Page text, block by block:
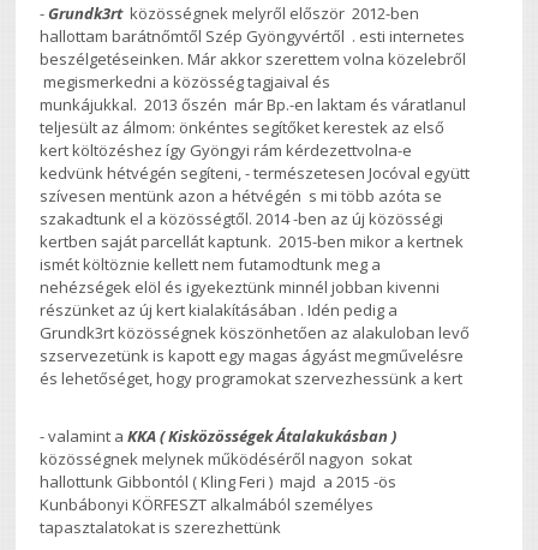
-Grundk3rtközösségnek melyről először 2012-ben
hallottam barátnőmtől Szép Gyöngyvértől . esti internetes
beszélgetéseinken. Már akkor szerettem volna közelebről
megismerkedni a közösség tagjaival és
munkájukkal. 2013 őszén már Bp.-en laktam és váratlanul
teljesült az álmom: önkéntes segítőket kerestek az első
kert költözéshez így Gyöngyi rám kérdezettvolna-e
kedvünk hétvégén segíteni, - természetesen Jocóval együtt
szívesen mentünk azon a hétvégén s mi több azóta se
szakadtunk el a közösségtől. 2014 -ben az új közösségi
kertben saját parcellát kaptunk. 2015-ben mikor a kertnek
ismét költöznie kellett nem futamodtunk meg a
nehézségek elöl és igyekeztünk minnél jobban kivenni
részünket az új kert kialakításában . Idén pedig a
Grundk3rt közösségnek köszönhetően az alakuloban levő
szservezetünk is kapott egy magas ágyást megművelésre
és lehetőséget, hogy programokat szervezhessünk a kert
- valamint aKKA ( Kisközösségek Átalakukásban )
közösségnek melynek működéséről nagyon sokat
hallottunk Gibbontól ( Kling Feri ) majd a 2015 -ös
Kunbábonyi KÖRFESZT alkalmából személyes
tapasztalatokat is szerezhettünk